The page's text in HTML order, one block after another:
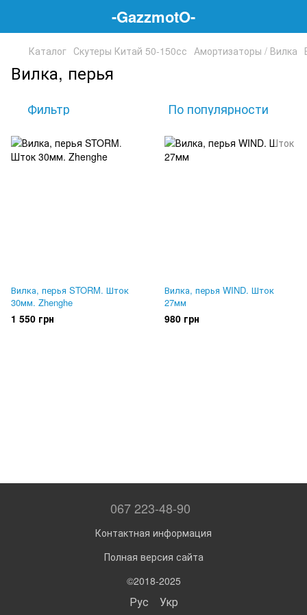
-GazzmotO-
Каталог Скутеры Китай 50-150сс Амортизаторы / Вилка
Вилка, перья
Фильтр По популярности
Вилка, перья STORM. Шток
30мм. Zhenghe
1 550 грн
Вилка, перья WIND. Шток
27мм
980 грн
067 223-48-90
Контактная информация
Полная версия сайта
©2018-2025
Рус Укр